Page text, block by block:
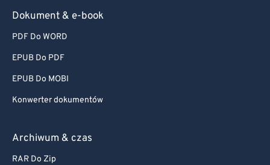
Dokument & e-book
PDF Do WORD
EPUB Do PDF
EPUB Do MOBI
Konwerter dokumentów
Archiwum & czas
RAR Do Zip